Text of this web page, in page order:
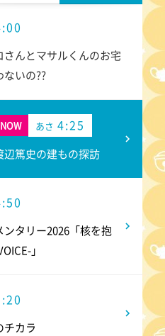
さんとマサルくんのお宅
ないの??
NOW あさ 4:25
辺篤史の建もの探訪
ンタリー2026「核を抱
」
チカラ